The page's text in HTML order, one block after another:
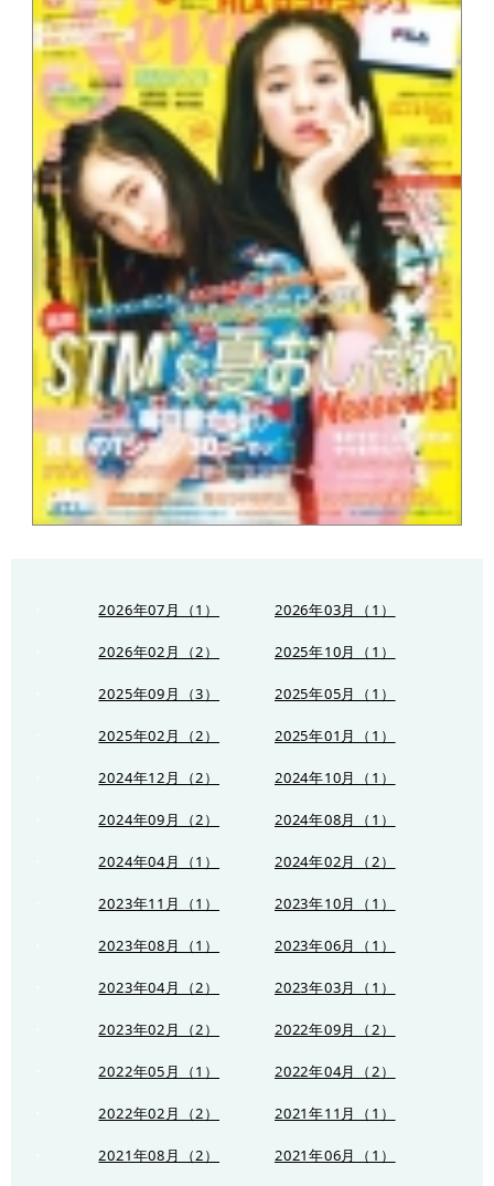
2026年07月（1） 2026年03月（1）
2026年02月（2） 2025年10月（1）
2025年09月（3） 2025年05月（1）
2025年02月（2） 2025年01月（1）
2024年12月（2） 2024年10月（1）
2024年09月（2） 2024年08月（1）
2024年04月（1） 2024年02月（2）
2023年11月（1） 2023年10月（1）
2023年08月（1） 2023年06月（1）
2023年04月（2） 2023年03月（1）
2023年02月（2） 2022年09月（2）
2022年05月（1） 2022年04月（2）
2022年02月（2） 2021年11月（1）
2021年08月（2） 2021年06月（1）